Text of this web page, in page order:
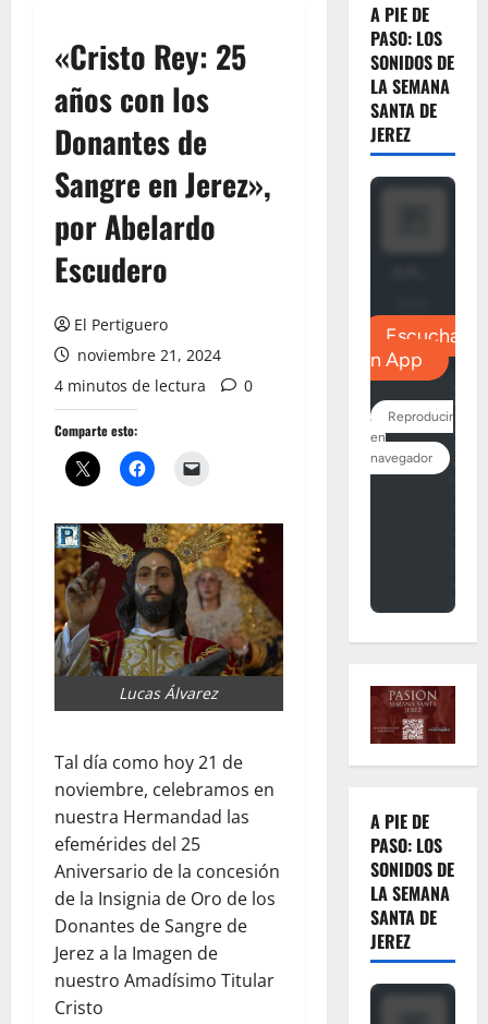
«Cristo Rey: 25
años con los
Donantes de
Sangre en Jerez»,
por Abelardo
Escudero
El Pertiguero
noviembre 21, 2024
4 minutos de lectura
0
Comparte esto:
Lucas Álvarez
Tal día como hoy 21 de
noviembre, celebramos en
nuestra Hermandad las
efemérides del 25
Aniversario de la concesión
de la Insignia de Oro de los
Donantes de Sangre de
Jerez a la Imagen de
nuestro Amadísimo Titular
Cristo
A PIE DE
PASO: LOS
SONIDOS DE
LA SEMANA
SANTA DE
JEREZ
A PIE DE
PASO: LOS
SONIDOS DE
LA SEMANA
SANTA DE
JEREZ